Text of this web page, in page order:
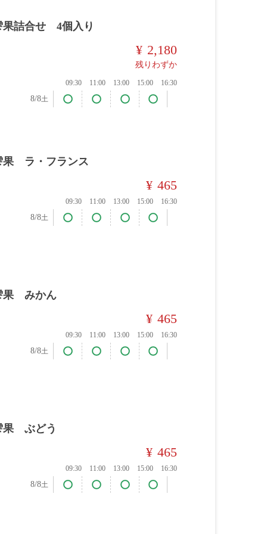
果詰合せ 4個入り
¥ 2,180
残りわずか
09:30 11:00 13:00 15:00 16:30
8/8土
果 ラ・フランス
¥ 465
09:30 11:00 13:00 15:00 16:30
8/8土
果 みかん
¥ 465
09:30 11:00 13:00 15:00 16:30
8/8土
果 ぶどう
¥ 465
09:30 11:00 13:00 15:00 16:30
8/8土